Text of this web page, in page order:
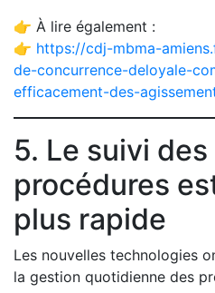
👉 À lire également :
👉 https://cdj-mbma-
de-concurrence-deloyale-
efficacement-des-
5. Le suivi
procédures
plus rapide
Les nouvelles technologies
la gestion quotidienne des